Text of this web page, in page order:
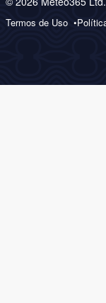
Termos de Uso